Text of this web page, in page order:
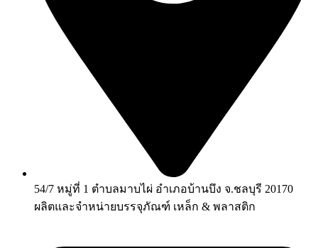
54/7 หมู่ที่ 1 ตำบลมาบไผ่ อำเภอบ้านบึง จ.ชลบุรี 20170
ผลิตและจำหน่ายบรรจุภัณฑ์ เหล็ก & พลาสติก